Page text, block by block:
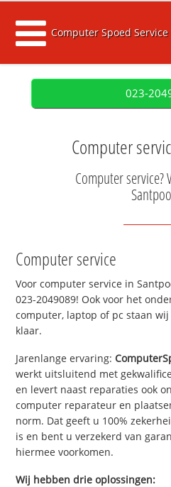
Computer Spoed Service
023-
Computer
Computer service?
Computer service
Voor computer service in
023-2049089! Ook voor het
computer, laptop of pc staan
klaar.
Jarenlange ervaring:
werkt uitsluitend met
en levert naast reparaties ook
computer reparateur en
norm. Dat geeft u 100%
is en bent u verzekerd van
hiermee voorkomen.
Wij hebben drie oplossingen: